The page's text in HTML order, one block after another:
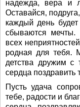
надежда, вера и
Оставайся,
каждый день
сбываются мечты.
всех
родная для тебя.
детства дружим с
сердца поздравить
Пусть удача
тебе, радости и